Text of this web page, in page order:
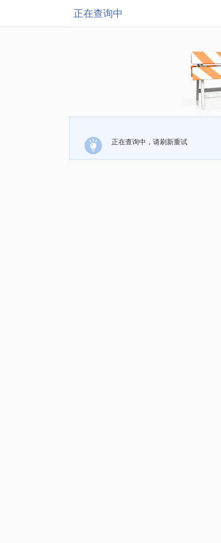
正在查询中
正在查询中，请刷新重试